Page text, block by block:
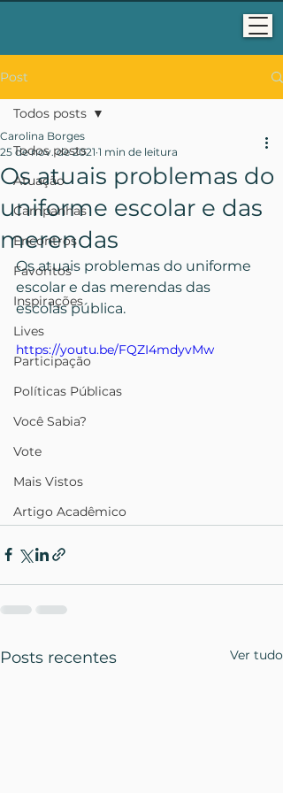
Post
Todos posts
Atuação
Campanhas
Encontros
Favoritos
Inspirações
Lives
Participação
Políticas Públicas
Você Sabia?
Vote
Mais Vistos
Artigo Acadêmico
Todos posts
Os atuais problemas do
uniforme escolar e das
merendas
Carolina Borges
25 de nov. de 2021 1 min de leitura
Os atuais problemas do uniforme
escolar e das merendas das
escolas pública.
https://youtu.be/FQZI4mdyvMw
Posts recentes Ver tudo